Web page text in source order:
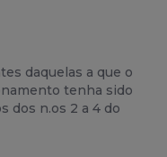
daquelas a que o
tenha sido
dos n.os 2 a 4 do